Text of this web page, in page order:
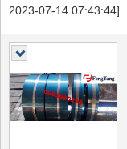
2023-07-14 07:43:44]